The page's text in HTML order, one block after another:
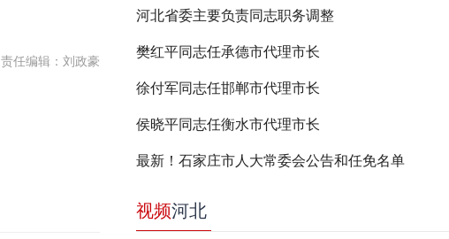
责任编辑：刘政豪
河北省委主要负责同志职务调整
樊红平同志任承德市代理市长
徐付军同志任邯郸市代理市长
侯晓平同志任衡水市代理市长
最新！石家庄市人大常委会公告和任免名单
视频河北